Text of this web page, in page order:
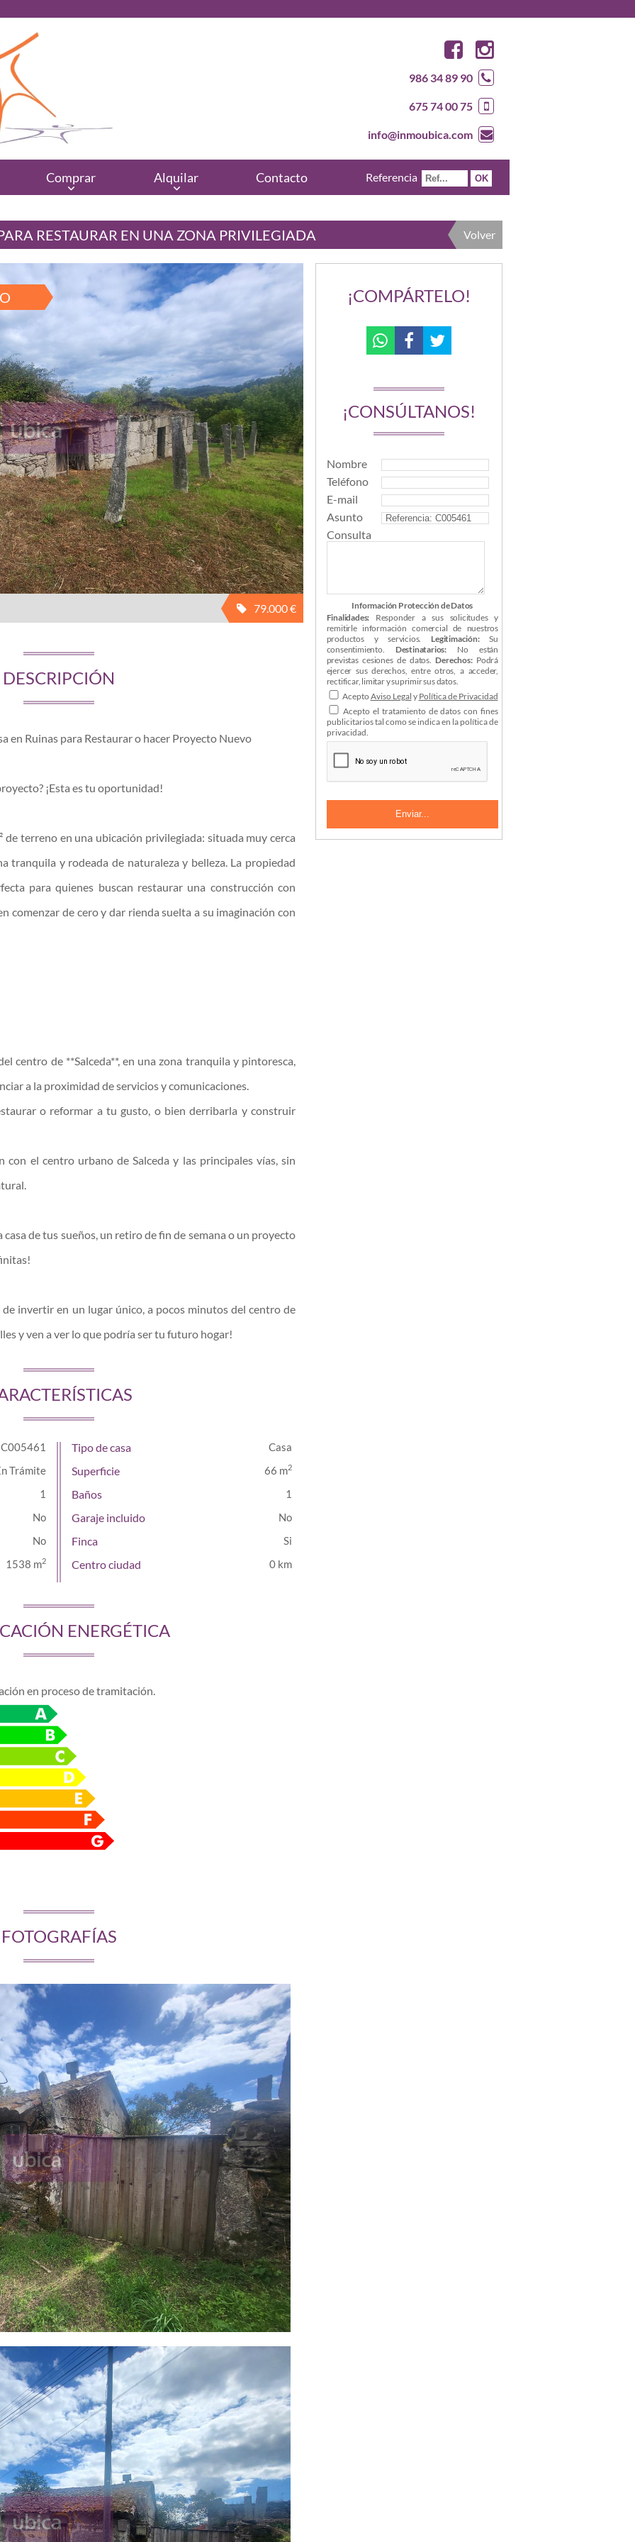
986 34 89 90
675 74 00 75
info@inmoubica.com
Comprar Alquilar Contacto Referencia
RESTAURAR EN UNA ZONA PRIVILEGIADA Volver
79.000 €
DESCRIPCIÓN
en Ruinas para Restaurar o hacer Proyecto Nuevo
¡Esta es tu oportunidad!
de terreno en una ubicación privilegiada: situada muy cerca
tranquila y rodeada de naturaleza y belleza. La propiedad
para quienes buscan restaurar una construcción con
comenzar de cero y dar rienda suelta a su imaginación con
centro de **Salceda**, en una zona tranquila y pintoresca,
a la proximidad de servicios y comunicaciones.
o reformar a tu gusto, o bien derribarla y construir
con el centro urbano de Salceda y las principales vías, sin
de tus sueños, un retiro de fin de semana o un proyecto
invertir en un lugar único, a pocos minutos del centro de
y ven a ver lo que podría ser tu futuro hogar!
C005461 Tipo de casa Casa
Trámite Superficie 66 m2
1 Baños 1
Garaje incluido
Finca
1538 m2 Centro ciudad 0 km
ENERGÉTICA
en proceso de tramitación.
FOTOGRAFÍAS
¡COMPÁRTELO!
¡CONSÚLTANOS!
Nombre
Teléfono
E-mail
Asunto
Consulta
Información Protección de Datos
Finalidades: Responder a sus solicitudes y
remitirle información comercial de nuestros
productos y servicios. Legitimación:Su
consentimiento. Destinatarios:No están
previstas cesiones de datos. Derechos:Podrá
ejercer sus derechos, entre otros, a acceder,
rectificar, limitar y suprimir sus datos.
Acepto Aviso Legal y Política de Privacidad
Acepto el tratamiento de datos con fines
publicitarios tal como se indica en la política de
privacidad.